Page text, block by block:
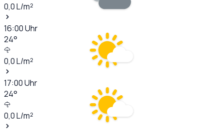
0,0L/m²
16:00Uhr
24°
0,0L/m²
17:00Uhr
24°
0,0L/m²